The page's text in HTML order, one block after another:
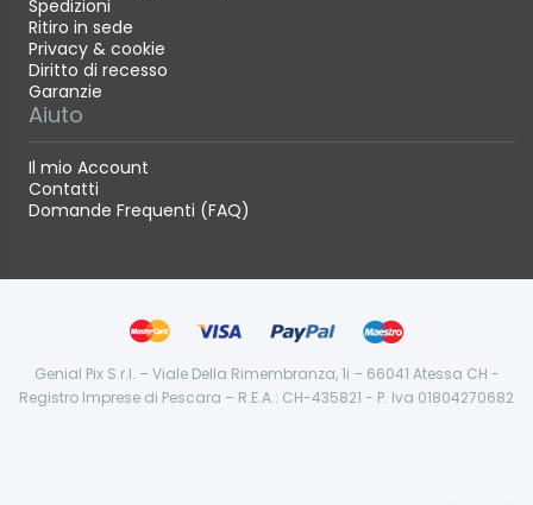
Spedizioni
Ritiro in sede
Privacy & cookie
Diritto di recesso
Garanzie
Aiuto
Il mio Account
Contatti
Domande Frequenti (FAQ)
Genial Pix S.r.l. – Viale Della Rimembranza, 1i – 66041 Atessa CH -
Registro Imprese di Pescara – R.E.A.: CH-435821 - P. Iva 01804270682